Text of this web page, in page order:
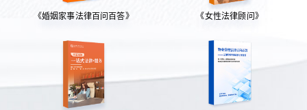
《婚姻家事法律百问百答》 《女性法律顾问》